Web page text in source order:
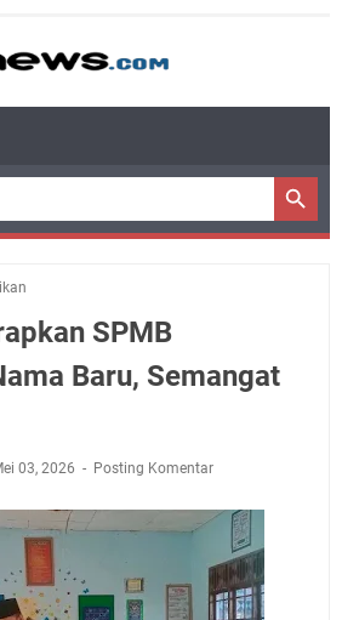
SPMB
Baru, Semangat
03, 2026 Posting Komentar